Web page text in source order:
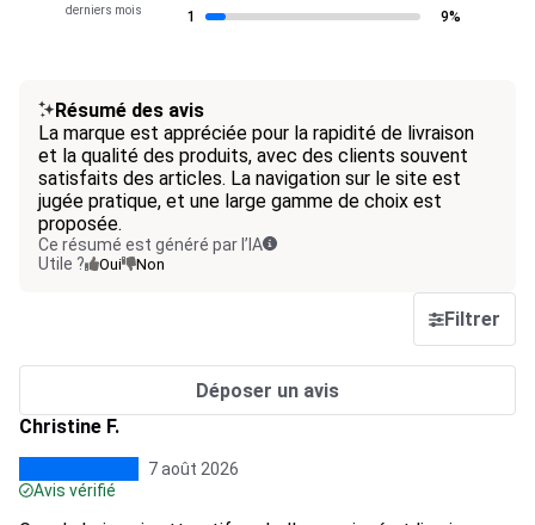
derniers mois
1
9%
Résumé des avis
La marque est appréciée pour la rapidité de livraison
et la qualité des produits, avec des clients souvent
satisfaits des articles. La navigation sur le site est
jugée pratique, et une large gamme de choix est
proposée.
Ce résumé est généré par l’IA
Utile ?
Oui Non
Filtrer
Déposer un avis
Christine F.
7 août 2026
Avis vérifié